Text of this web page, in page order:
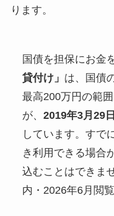
ります。
国債を担保にお金
貸付け」 は、国債
最高200万円の範
が、 2019年3月29
しています。すで
き利用できる場合
込むことはできま
内・2026年6月閲覧